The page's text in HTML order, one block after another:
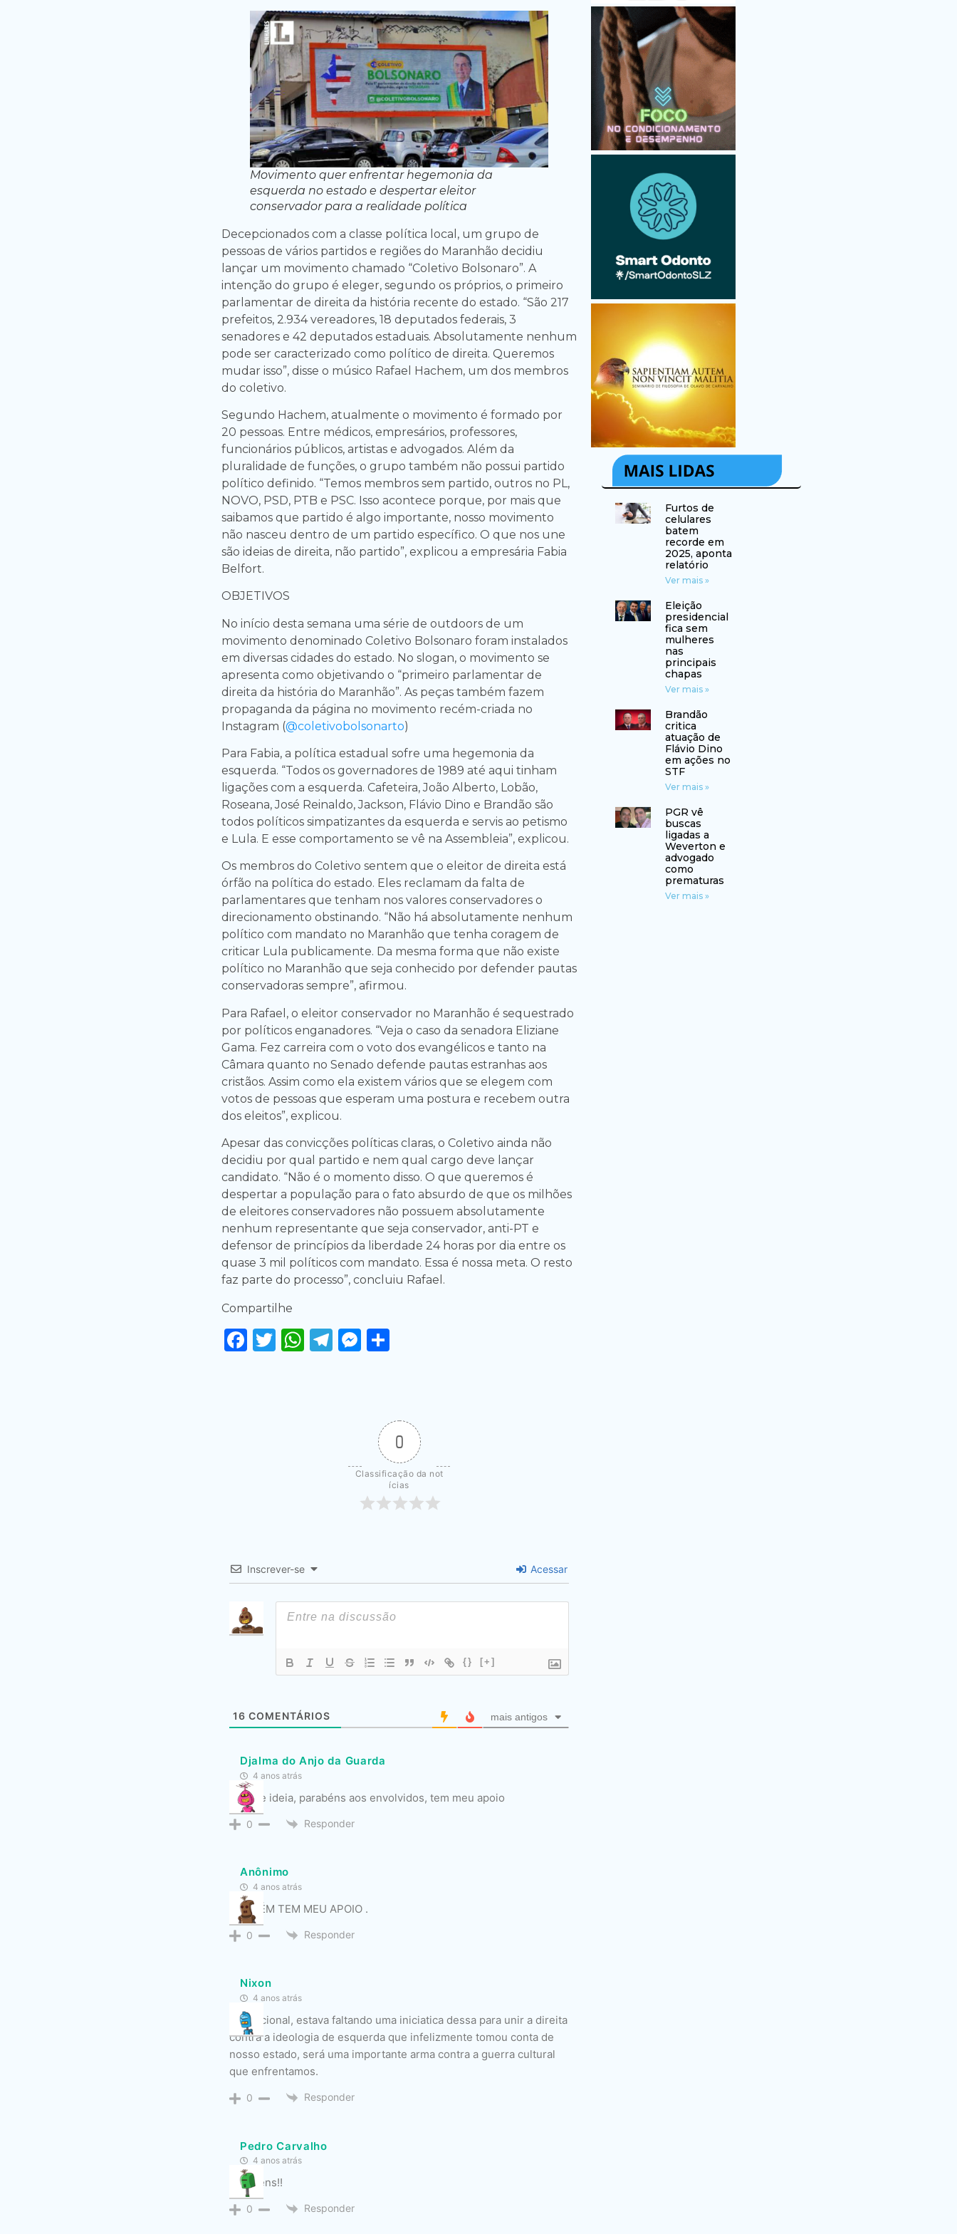
Movimento quer enfrentar hegemonia da
esquerda no estado e despertar eleitor
conservador para a realidade política
Decepcionados com a classe política local, um grupo de
pessoas de vários partidos e regiões do Maranhão decidiu
lançar um movimento chamado “Coletivo Bolsonaro”. A
intenção do grupo é eleger, segundo os próprios, o primeiro
parlamentar de direita da história recente do estado. “São 217
prefeitos, 2.934 vereadores, 18 deputados federais, 3
senadores e 42 deputados estaduais. Absolutamente nenhum
pode ser caracterizado como político de direita. Queremos
mudar isso”, disse o músico Rafael Hachem, um dos membros
do coletivo.
Segundo Hachem, atualmente o movimento é formado por
20 pessoas. Entre médicos, empresários, professores,
funcionários públicos, artistas e advogados. Além da
pluralidade de funções, o grupo também não possui partido
político definido. “Temos membros sem partido, outros no PL,
NOVO, PSD, PTB e PSC. Isso acontece porque, por mais que
saibamos que partido é algo importante, nosso movimento
não nasceu dentro de um partido específico. O que nos une
são ideias de direita, não partido”, explicou a empresária Fabia
Belfort.
OBJETIVOS
No início desta semana uma série de outdoors de um
movimento denominado Coletivo Bolsonaro foram instalados
em diversas cidades do estado. No slogan, o movimento se
apresenta como objetivando o “primeiro parlamentar de
direita da história do Maranhão”. As peças também fazem
propaganda da página no movimento recém-criada no
Instagram (@coletivobolsonarto)
Para Fabia, a política estadual sofre uma hegemonia da
esquerda. “Todos os governadores de 1989 até aqui tinham
ligações com a esquerda. Cafeteira, João Alberto, Lobão,
Roseana, José Reinaldo, Jackson, Flávio Dino e Brandão são
todos políticos simpatizantes da esquerda e servis ao petismo
e Lula. E esse comportamento se vê na Assembleia”, explicou.
Os membros do Coletivo sentem que o eleitor de direita está
órfão na política do estado. Eles reclamam da falta de
parlamentares que tenham nos valores conservadores o
direcionamento obstinando. “Não há absolutamente nenhum
político com mandato no Maranhão que tenha coragem de
criticar Lula publicamente. Da mesma forma que não existe
político no Maranhão que seja conhecido por defender pautas
conservadoras sempre”, afirmou.
Para Rafael, o eleitor conservador no Maranhão é sequestrado
por políticos enganadores. “Veja o caso da senadora Eliziane
Gama. Fez carreira com o voto dos evangélicos e tanto na
Câmara quanto no Senado defende pautas estranhas aos
cristãos. Assim como ela existem vários que se elegem com
votos de pessoas que esperam uma postura e recebem outra
dos eleitos”, explicou.
Apesar das convicções políticas claras, o Coletivo ainda não
decidiu por qual partido e nem qual cargo deve lançar
candidato. “Não é o momento disso. O que queremos é
despertar a população para o fato absurdo de que os milhões
de eleitores conservadores não possuem absolutamente
nenhum representante que seja conservador, anti-PT e
defensor de princípios da liberdade 24 horas por dia entre os
quase 3 mil políticos com mandato. Essa é nossa meta. O resto
faz parte do processo”, concluiu Rafael.
Compartilhe
Facebook
Twitter
WhatsApp
Telegram
Messenger
0
Classificação da not
ícias
Inscrever-se Acessar
{} [+]
16 COMENTÁRIOS mais antigos
Djalma do Anjo da Guarda
4 anos atrás
Grande ideia, parabéns aos envolvidos, tem meu apoio
0 Responder
Anônimo
4 anos atrás
TAMBÉM TEM MEU APOIO .
0 Responder
Nixon
4 anos atrás
Sensacional, estava faltando uma iniciatica dessa para unir a direita
contra a ideologia de esquerda que infelizmente tomou conta de
nosso estado, será uma importante arma contra a guerra cultural
que enfrentamos.
0 Responder
Pedro Carvalho
4 anos atrás
Parabéns!!
0 Responder
Furtos de
celulares
batem
recorde em
2025, aponta
relatório
Ver mais »
Eleição
presidencial
fica sem
mulheres
nas
principais
chapas
Ver mais »
Brandão
critica
atuação de
Flávio Dino
em ações no
STF
Ver mais »
PGR vê
buscas
ligadas a
Weverton e
advogado
como
prematuras
Ver mais »